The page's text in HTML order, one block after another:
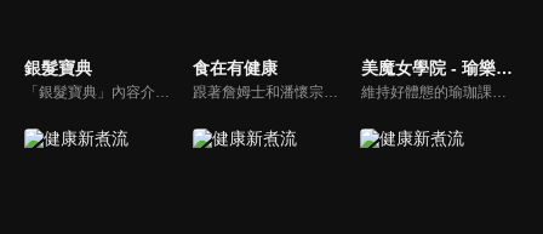
銀髮寶典
「銀髮寶典」內容介紹銀髮族相關的醫療知識，讓爺爺奶奶們能了解銀髮族常見的疾病、或是身體常遇到的問題，並邀請專業的醫師上節目解答，詳細深入且淺顯易懂的方式講述給各位爺爺奶奶們。為銀髮族的身體健康預防把關，讓爺爺奶奶能有一個樂活的退休生活。
食在有健康
跟著詹姆士和潘懷宗博士就能輕鬆學料理！只是品嚐美食之餘，身體健康也要懂得把關，每集都會傳授生活健康資訊，破除一般飲食迷思，讓大家吃得美味、活得健康！
美魔女學院 - 瑜樂生活珈
維持好體態的瑜珈課程，有著豐富的瑜珈姿勢，伸展筋骨舒緩全身疲勞，緊緻肌肉線條，不只能雕塑美美的身材也能夠讓身心靈都暢快健康，跟上我們的腳步一起踏上瑜樂生活珈，輕鬆好上手，快樂享瘦！